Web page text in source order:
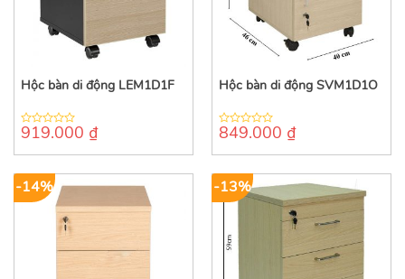
Hộc bàn di động LEM1D1F
0
of
919.000 ₫
Hộc bàn di động SVM1D1O
0
of
849.000 ₫
-14% -13%